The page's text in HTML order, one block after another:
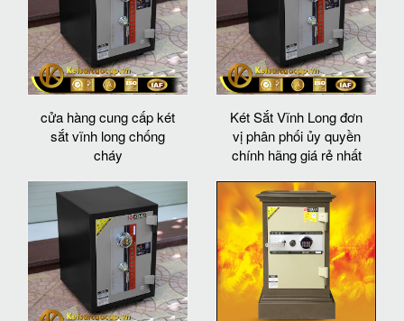
cửa hàng cung cấp két
sắt vĩnh long chống
cháy
Két Sắt Vĩnh Long đơn
vị phân phối ủy quyền
chính hãng giá rẻ nhất